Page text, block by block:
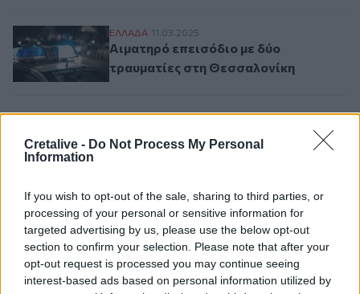
Cretalive - Do Not Process My Personal
Information
If you wish to opt-out of the sale, sharing to third parties, or
processing of your personal or sensitive information for
targeted advertising by us, please use the below opt-out
section to confirm your selection. Please note that after your
opt-out request is processed you may continue seeing
interest-based ads based on personal information utilized by
Αιματηρό επεισόδιο με δύο τραυματίες
ΕΛΛAΔΑ 11.03.2025
Αιματηρό επεισόδιο με δύο
τραυματίες στη Θεσσαλονίκη
Σελιδοποίηση
Προηγούμενη σελίδα
Current page
1 Next page
Ροή ειδήσεων Δημοφιλή
05:05